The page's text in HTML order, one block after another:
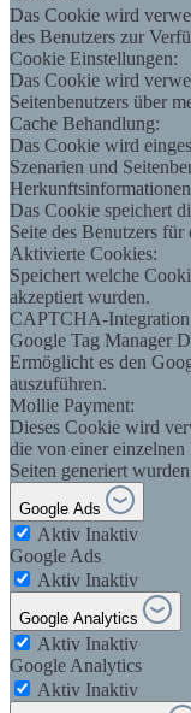
Das Cookie wird
des Benutzers zur
Cookie Einstellungen:
Das Cookie wird
Seitenbenutzers über
Cache Behandlung:
Das Cookie wird
Szenarien und
Das Cookie speichert
Seite des Benutzers
Aktivierte Cookies:
Speichert welche
akzeptiert wurden.
CAPTCHA-Integration
Google Tag Manager
Ermöglicht es den
auszuführen.
Mollie Payment:
Dieses Cookie wird
die von einer
Seiten generiert
Google Ads
Aktiv Inaktiv
Google Ads
Aktiv Inaktiv
Google Analytics
Aktiv Inaktiv
Google Analytics
Aktiv Inaktiv